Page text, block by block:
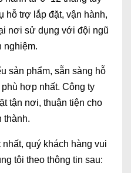
hỗ trợ lắp đặt, vận hành,
nơi sử dụng với đội ngũ
nghiệm.
sản phẩm, sẵn sàng hỗ
hợp nhất. Công ty
tận nơi, thuận tiện cho
thành.
quý khách hàng vui
tôi theo thông tin sau: